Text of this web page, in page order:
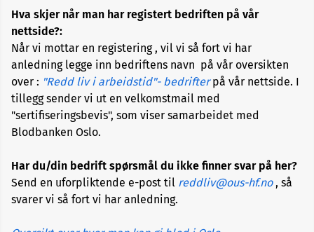
Hva skjer når man har registert bedriften på vår
nettside?:
Når vi mottar en registering , vil vi så fort vi har
anledning legge inn bedriftens navn på vår oversikten
over : "Redd liv i arbeidstid"- bedrifterpå vår nettside. I
tillegg sender vi ut en velkomstmail med
"sertifiseringsbevis", som viser samarbeidet med
Blodbanken Oslo.
Har du/din bedrift spørsmål du ikke finner svar på her?
Send en uforpliktende e-post til reddliv@ous-hf.no, så
svarer vi så fort vi har anledning.